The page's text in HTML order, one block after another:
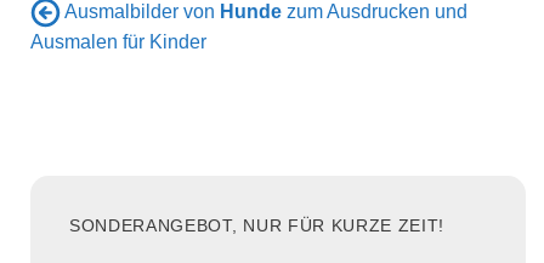
Ausmalbilder von Hunde zum Ausdrucken und
Ausmalen für Kinder
SONDERANGEBOT, NUR FÜR KURZE ZEIT!